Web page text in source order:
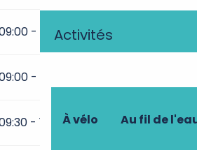
Activités
À vélo Au fil de
- 19:00
- 19:00
- 13:00